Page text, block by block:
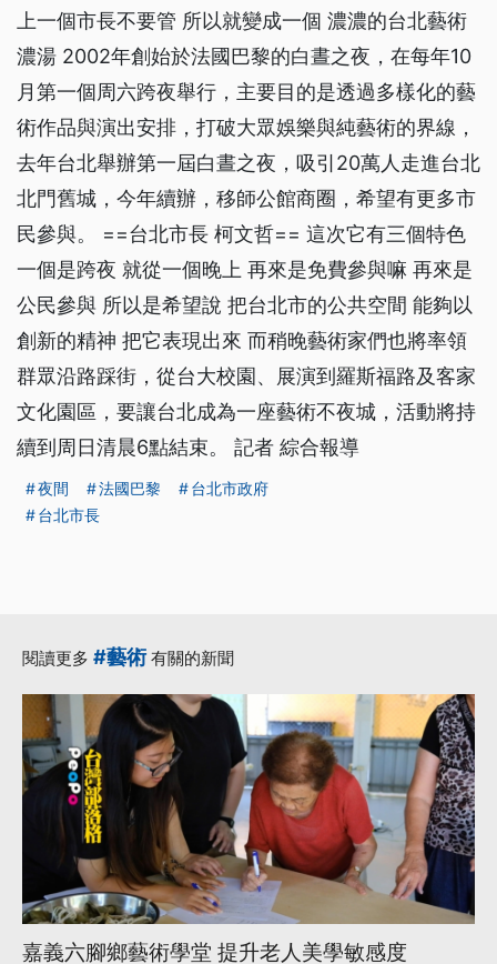
上一個市長不要管 所以就變成一個 濃濃的台北藝術
濃湯 2002年創始於法國巴黎的白晝之夜，在每年10
月第一個周六跨夜舉行，主要目的是透過多樣化的藝
術作品與演出安排，打破大眾娛樂與純藝術的界線，
去年台北舉辦第一屆白晝之夜，吸引20萬人走進台北
北門舊城，今年續辦，移師公館商圈，希望有更多市
民參與。 ==台北市長 柯文哲== 這次它有三個特色
一個是跨夜 就從一個晚上 再來是免費參與嘛 再來是
公民參與 所以是希望說 把台北市的公共空間 能夠以
創新的精神 把它表現出來 而稍晚藝術家們也將率領
群眾沿路踩街，從台大校園、展演到羅斯福路及客家
文化園區，要讓台北成為一座藝術不夜城，活動將持
續到周日清晨6點結束。 記者 綜合報導
夜間 法國巴黎
台北市政府
台北市長
閱讀更多 #藝術有關的新聞
嘉義六腳鄉藝術學堂 提升老人美學敏感度